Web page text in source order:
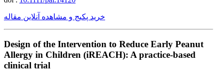
خرید پکیج و مشاهده آنلاین مقاله
Design of the Intervention to Reduce Early Peanut
Allergy in Children (iREACH): A practice-based
clinical trial